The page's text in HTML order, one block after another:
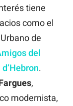
tiene
como el
de
del
.
,
modernista,